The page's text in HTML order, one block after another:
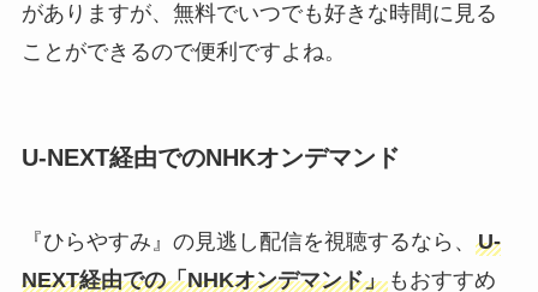
がありますが、無料でいつでも好きな時間に見る
ことができるので便利ですよね。
U-NEXT経由でのNHKオンデマンド
『ひらやすみ』の見逃し配信を視聴するなら、 U-
NEXT経由での「NHKオンデマンド」もおすすめ